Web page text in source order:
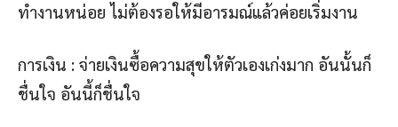
ทำงานหน่อย ไม่ต้องรอให้มีอารมณ์แล้วค่อยเริ่มงาน
การเงิน : จ่ายเงินซื้อความสุขให้ตัวเองเก่งมาก อันนั้นก็
ชื่นใจ อันนี้ก็ชื่นใจ